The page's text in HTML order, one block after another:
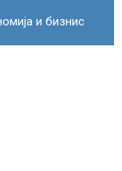
и бизнис